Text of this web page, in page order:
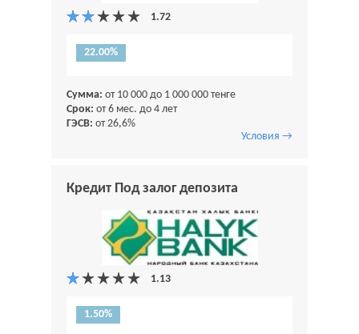
22.00%
Сумма: от 10 000 до 1 000 000 тенге
Срок: от 6 мес. до 4 лет
ГЭСВ: от 26,6%
Условия →
Кредит Под залог депозита
1.50%